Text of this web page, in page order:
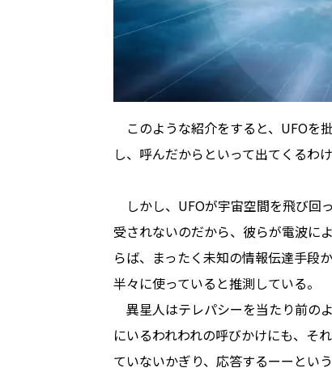
このような紹介をすると、UFOを
し、呼んだからといって出てくるわ
しかし、UFOが宇宙空間を飛び回
受されないのだから、彼らが電波に
らば、まったく未知の情報伝達手段
半々に使っていると推測している。
異星人はテレパシーを当たり前の
にいるわれわれの呼びかけにも、そ
ていないかぎり、応答するーーとい